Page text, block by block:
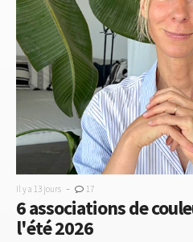
Il y a 13 jours - 17
6 associations de
l'été 2026